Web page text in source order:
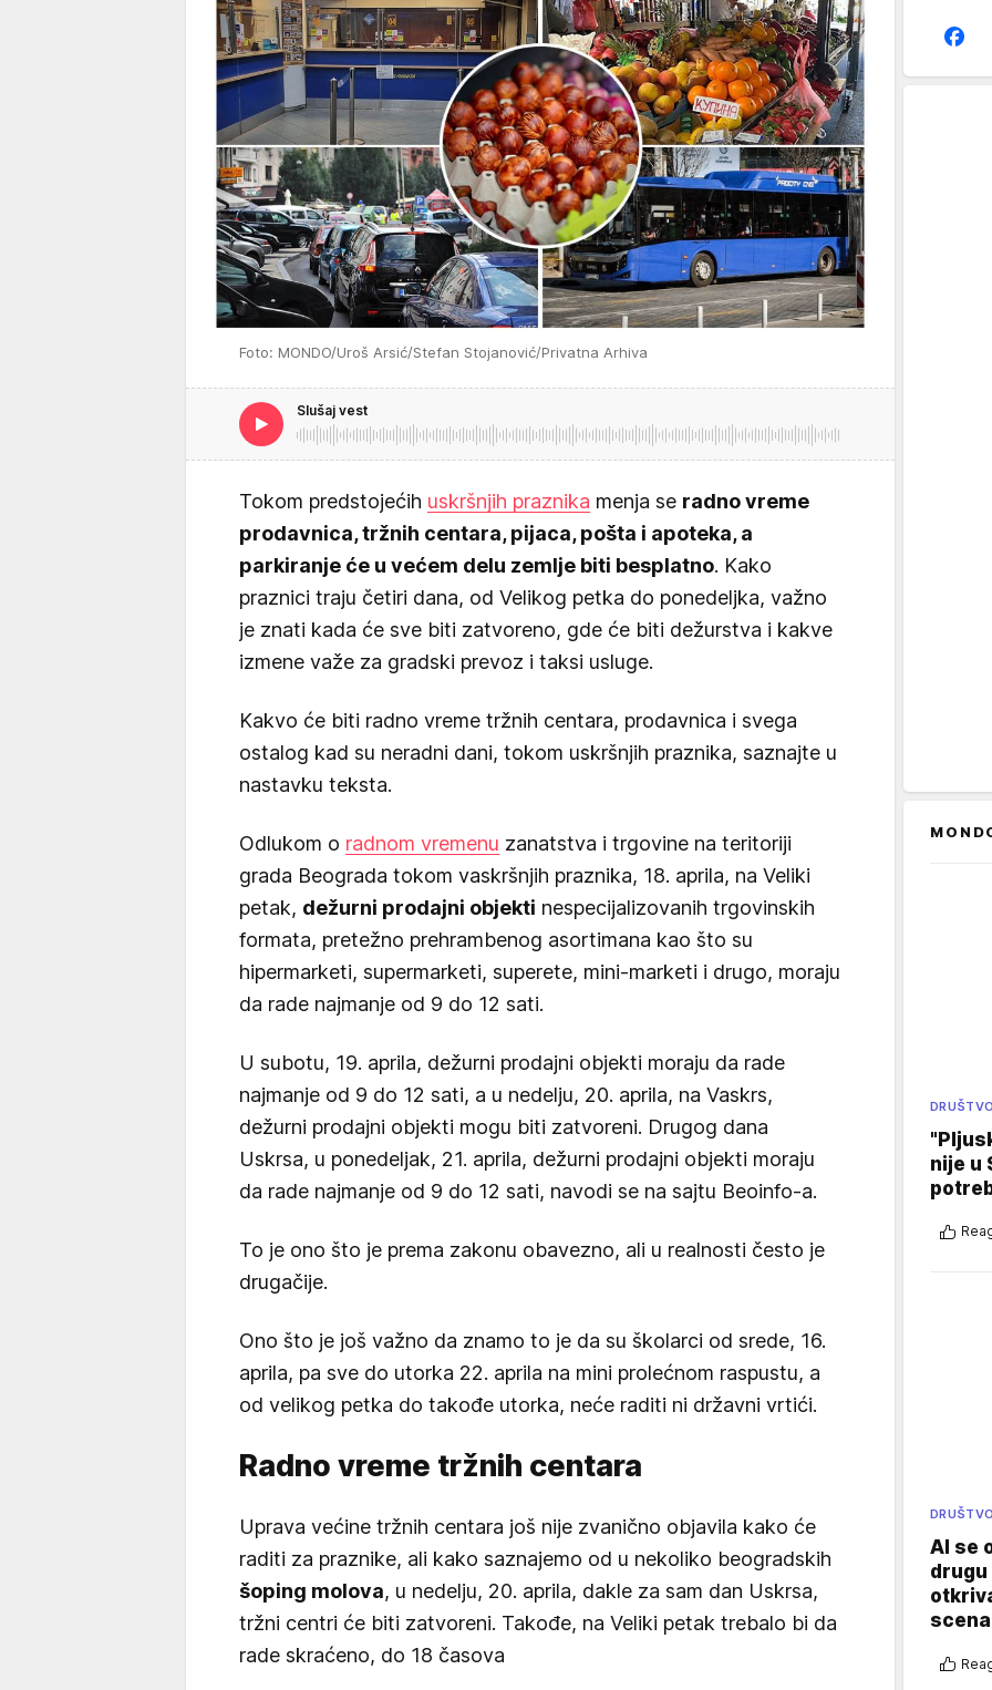
Foto: MONDO/Uroš Arsić/Stefan Stojanović/Privatna Arhiva
Slušaj vest
Tokom predstojećih uskršnjih praznika menja se radno vreme
prodavnica, tržnih centara, pijaca, pošta i apoteka, a
parkiranje će u većem delu zemlje biti besplatno. Kako
praznici traju četiri dana, od Velikog petka do ponedeljka, važno
je znati kada će sve biti zatvoreno, gde će biti dežurstva i kakve
izmene važe za gradski prevoz i taksi usluge.
Kakvo će biti radno vreme tržnih centara, prodavnica i svega
ostalog kad su neradni dani, tokom uskršnjih praznika, saznajte u
nastavku teksta.
Odlukom o radnom vremenu zanatstva i trgovine na teritoriji
grada Beograda tokom vaskršnjih praznika, 18. aprila, na Veliki
petak, dežurni prodajni objekti nespecijalizovanih trgovinskih
formata, pretežno prehrambenog asortimana kao što su
hipermarketi, supermarketi, superete, mini-marketi i drugo, moraju
da rade najmanje od 9 do 12 sati.
U subotu, 19. aprila, dežurni prodajni objekti moraju da rade
najmanje od 9 do 12 sati, a u nedelju, 20. aprila, na Vaskrs,
dežurni prodajni objekti mogu biti zatvoreni. Drugog dana
Uskrsa, u ponedeljak, 21. aprila, dežurni prodajni objekti moraju
da rade najmanje od 9 do 12 sati, navodi se na sajtu Beoinfo-a.
To je ono što je prema zakonu obavezno, ali u realnosti često je
drugačije.
Ono što je još važno da znamo to je da su školarci od srede, 16.
aprila, pa sve do utorka 22. aprila na mini prolećnom raspustu, a
od velikog petka do takođe utorka, neće raditi ni državni vrtići.
Radno vreme tržnih centara
Uprava većine tržnih centara još nije zvanično objavila kako će
raditi za praznike, ali kako saznajemo od u nekoliko beogradskih
šoping molova, u nedelju, 20. aprila, dakle za sam dan Uskrsa,
tržni centri će biti zatvoreni. Takođe, na Veliki petak trebalo bi da
rade skraćeno, do 18 časova
DRUŠTVO
nije u
DRUŠTVO
AI se